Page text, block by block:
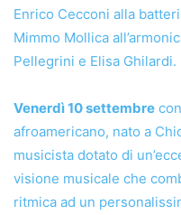
Enrico Cecconi alla
Mimmo Mollica
Pellegrini e Elisa Ghilardi.
Venerdì 10 settembre
afroamericano, nato a
musicista dotato di
visione musicale che
ritmica ad un